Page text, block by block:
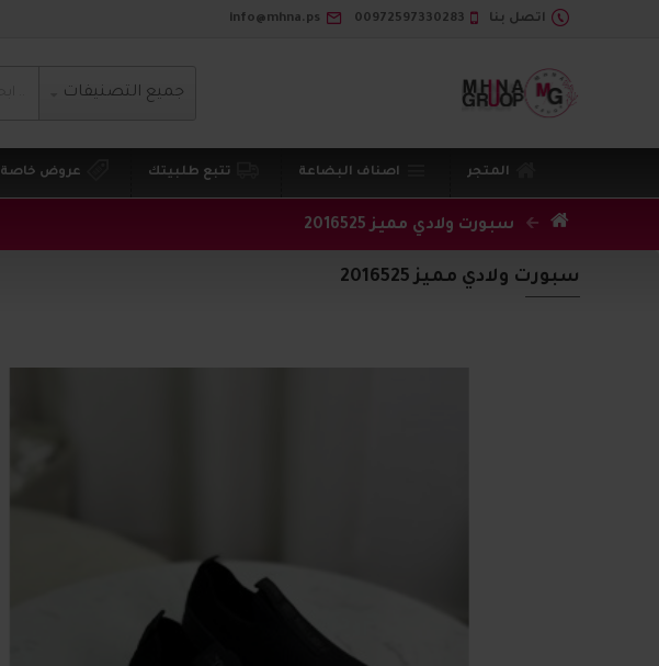
اتصل بنا 00972597330283
info@mhna.ps
جميع التصنيفات
المتجر اصناف البضاعة تتبع طلبيتك عروض خاصة
سبورت ولادي مميز 2016525
سبورت ولادي مميز 2016525